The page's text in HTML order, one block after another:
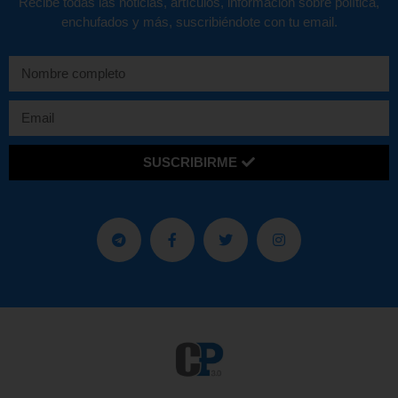
enchufados y más, suscribiéndote con tu email.
SUSCRIBIRME